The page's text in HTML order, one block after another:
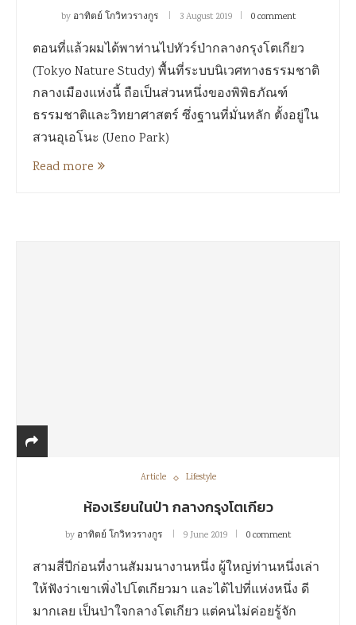
by อาทิตย์ โกวิทวรางกูร 3 August 2019 0 comment
ตอนที่แล้วผมได้พาท่านไปทัวร์ป่ากลางกรุงโตเกียว
(Tokyo Nature Study) พื้นที่ระบบนิเวศทางธรรมชาติ
กลางเมืองแห่งนี้ ถือเป็นส่วนหนึ่งของพิพิธภัณฑ์
ธรรมชาติและวิทยาศาสตร์ ซึ่งฐานที่มั่นหลัก ตั้งอยู่ใน
สวนอุเอโนะ (Ueno Park)
Read more
Article Lifestyle
ห้องเรียนในป่า กลางกรุงโตเกียว
by อาทิตย์ โกวิทวรางกูร 9 June 2019 0 comment
สามสี่ปีก่อนที่งานสัมมนางานหนึ่ง ผู้ใหญ่ท่านหนึ่งเล่า
ให้ฟังว่าเขาเพิ่งไปโตเกียวมา และได้ไปที่แห่งหนึ่ง ดี
มากเลย เป็นป่าใจกลางโตเกียว แต่คนไม่ค่อยรู้จัก